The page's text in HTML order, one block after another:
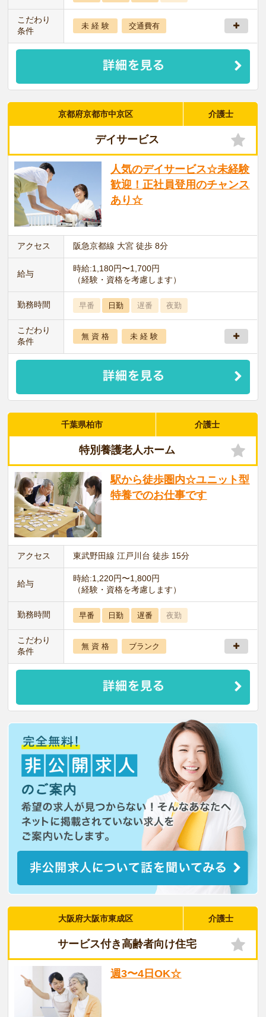
こだわり
条件
未 経 験 交通費有
京都府京都市中京区 介護士
デイサービス
人気のデイサービス☆未経験
歓迎！正社員登用のチャンス
あり☆
アクセス 阪急京都線 大宮 徒歩 8分
給与
時給:1,180円〜1,700円
（経験・資格を考慮します）
勤務時間 早番 日勤 遅番 夜勤
こだわり
条件
無 資 格 未 経 験
千葉県柏市 介護士
特別養護老人ホーム
駅から徒歩圏内☆ユニット型
特養でのお仕事です
アクセス 東武野田線 江戸川台 徒歩 15分
給与
時給:1,220円〜1,800円
（経験・資格を考慮します）
勤務時間 早番 日勤 遅番 夜勤
こだわり
条件
無 資 格 ブランク
大阪府大阪市東成区 介護士
サービス付き高齢者向け住宅
週3〜4日OK☆